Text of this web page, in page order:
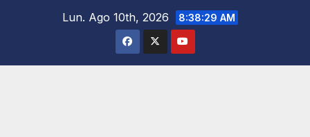
Lun. Ago 10th, 2026 8:38:30 AM